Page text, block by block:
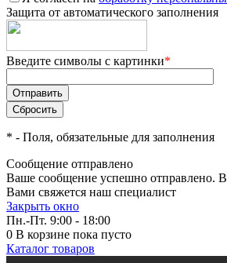
Защита от автоматического заполнения
Введите символы с картинки*
* - Поля, обязательные для заполнения
Сообщение отправлено
Ваше сообщение успешно отправлено.
Вами свяжется наш специалист
Закрыть окно
Пн.-Пт. 9:00 - 18:00
0 В корзине пока пусто
Каталог товаров